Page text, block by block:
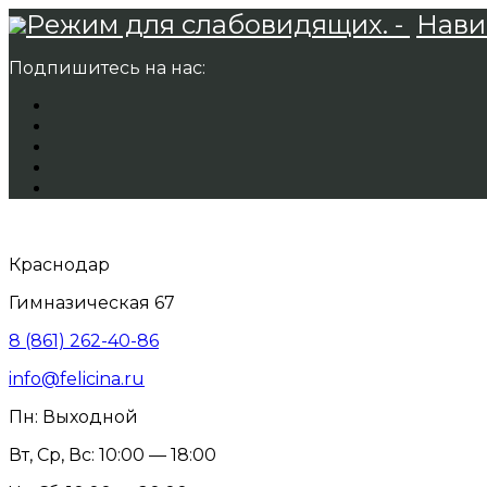
Режим для слабовидящих. -
Подпишитесь на нас:
Краснодар
Гимназическая 67
8 (861) 262-40-86
info@felicina.ru
Пн: Выходной
Вт, Ср, Вс: 10:00 — 18:00